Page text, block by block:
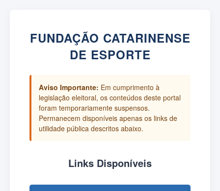
FUNDAÇÃO CATARINENSE
DE ESPORTE
Aviso Importante: Em cumprimento à
legislação eleitoral, os conteúdos deste portal
foram temporariamente suspensos.
Permanecem disponíveis apenas os links de
utilidade pública descritos abaixo.
Links Disponíveis